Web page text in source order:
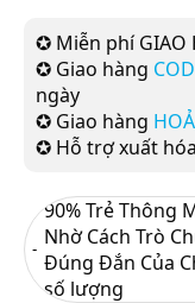
✪ Miễn phí GIAO
✪ Giao hàng COD
ngày
✪ Giao hàng
✪ Hỗ trợ xuất
90% Trẻ Thông
Nhờ Cách Trò
Đúng Đắn Của
số lượng